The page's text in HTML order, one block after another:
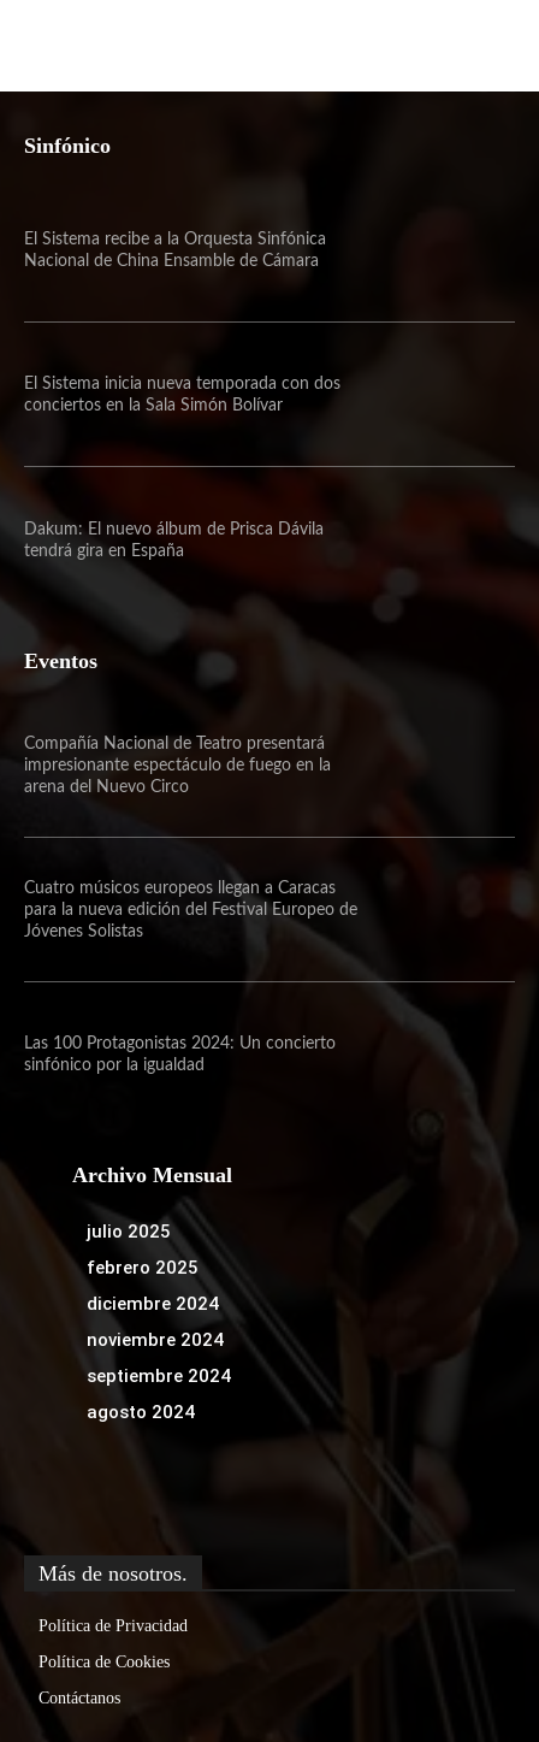
Sinfónico
El Sistema recibe a la Orquesta Sinfónica
Nacional de China Ensamble de Cámara
El Sistema inicia nueva temporada con dos
conciertos en la Sala Simón Bolívar
Dakum: El nuevo álbum de Prisca Dávila
tendrá gira en España
Eventos
Compañía Nacional de Teatro presentará
impresionante espectáculo de fuego en la
arena del Nuevo Circo
Cuatro músicos europeos llegan a Caracas
para la nueva edición del Festival Europeo de
Jóvenes Solistas
Las 100 Protagonistas 2024: Un concierto
sinfónico por la igualdad
Archivo Mensual
julio 2025
febrero 2025
diciembre 2024
noviembre 2024
septiembre 2024
agosto 2024
Más de nosotros.
Política de Privacidad
Política de Cookies
Contáctanos